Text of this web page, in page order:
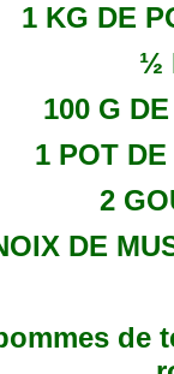
1 KG DE
½
100 G
1 POT
2
DE
de